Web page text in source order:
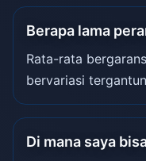
Berapa lama
Rata-rata
bervariasi
Di mana saya